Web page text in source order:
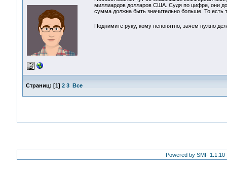
миллиардов долларов США. Судя по цифре, они
сумма должна быть значительно больше. То есть
Поднимите руку, кому непонятно, зачем нужно
Страниц: [1] 2 3 Все
Powered by SMF 1.1.10